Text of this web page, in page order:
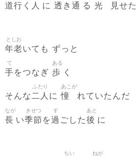
道行 く 人 に 透 き 通 る 光 見せた
年老
としお
いても ずっと
手
て
をつなぎ 歩
ある
く
そんな二人
ふたり
に憧
あこが
れていたんだ
長
なが
い季節
きせつ
を過
す
ごした後
あと
に
ちい ねが